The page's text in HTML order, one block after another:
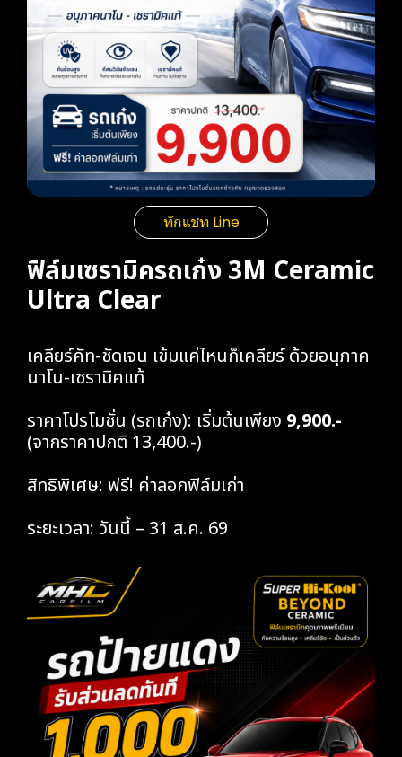
ทักแชท Line
ฟิล์มเซรามิครถเก๋ง 3M Ceramic
Ultra Clear
เคลียร์คัท-ชัดเจน เข้มแค่ไหนก็เคลียร์ ด้วยอนุภาค
นาโน-เซรามิคแท้
ราคาโปรโมชั่น (รถเก๋ง): เริ่มต้นเพียง 9,900.-
(จากราคาปกติ 13,400.-)
สิทธิพิเศษ: ฟรี! ค่าลอกฟิล์มเก่า
ระยะเวลา: วันนี้ – 31 ส.ค. 69